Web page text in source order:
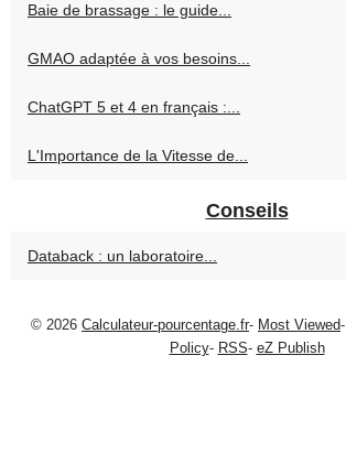
Baie de brassage : le guide...
GMAO adaptée à vos besoins...
ChatGPT 5 et 4 en français :...
L'Importance de la Vitesse de...
Conseils
Databack : un laboratoire...
© 2026 Calculateur-pourcentage.fr- Most Viewed-
Policy- RSS- eZ Publish